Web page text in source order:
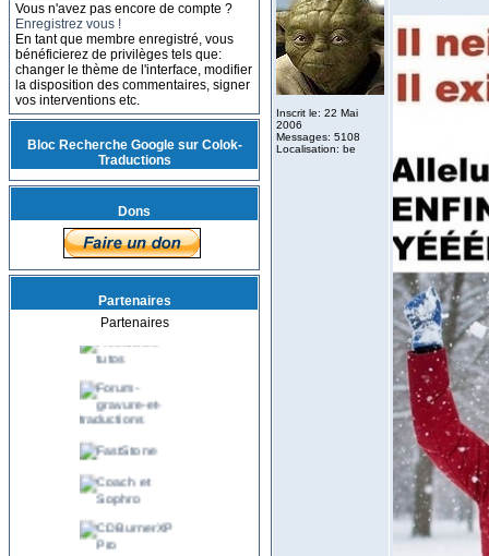
Vous n'avez pas encore de compte ?
Enregistrez vous !
En tant que membre enregistré, vous
bénéficierez de privilèges tels que:
changer le thème de l'interface, modifier
la disposition des commentaires, signer
vos interventions etc.
Bloc Recherche Google sur Colok-
Traductions
Dons
Partenaires
Partenaires
Inscrit le: 22 Mai
2006
Messages: 5108
Localisation: be